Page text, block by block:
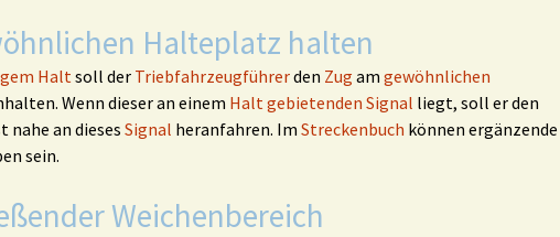
Halteplatz halten
Haltsoll der Triebfahrzeugführerden Zug am gewöhnlichen
Wenn dieser an einem Halt gebietenden Signal liegt, soll er den
nahe an diesesSignal heranfahren. Im Streckenbuch können ergänzende
sein.
Weichenbereich